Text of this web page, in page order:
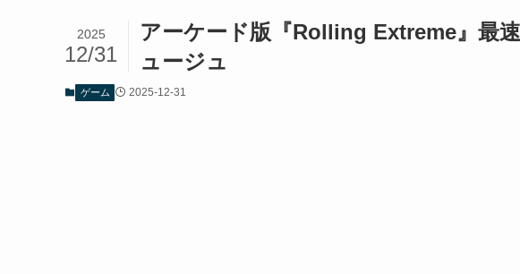
アーケード版『Rolling Extreme』最
ュージュ
2025
12/31
ゲーム 2025-12-31